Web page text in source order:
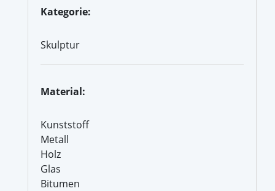
Kategorie:
Skulptur
Material:
Kunststoff
Metall
Holz
Glas
Bitumen